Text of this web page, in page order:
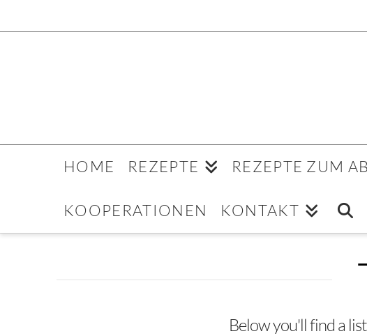
HOME REZEPTE REZEPTE ZUM
KOOPERATIONEN KONTAKT
Below you'll find a